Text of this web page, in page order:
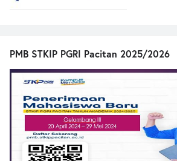
PMB STKIP PGRI Pacitan 2025/2026